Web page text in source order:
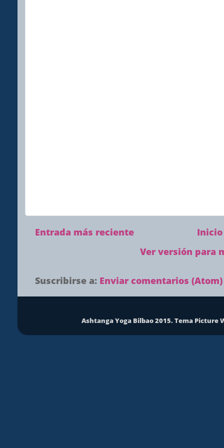
Entrada más reciente
Inicio
Ver versión para
Suscribirse a: Enviar comentarios (Atom)
Ashtanga Yoga Bilbao 2015. Tema